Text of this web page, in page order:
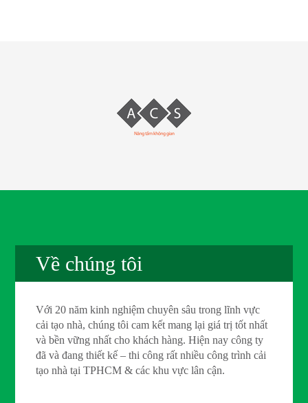
Về chúng tôi
Với 20 năm kinh nghiệm chuyên sâu trong lĩnh vực
cải tạo nhà, chúng tôi cam kết mang lại giá trị tốt nhất
và bền vững nhất cho khách hàng. Hiện nay công ty
đã và đang thiết kế – thi công rất nhiều công trình cải
tạo nhà tại TPHCM & các khu vực lân cận.